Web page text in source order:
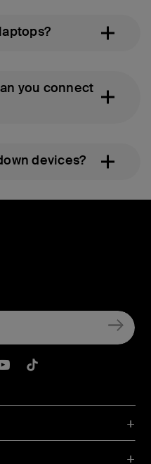
you connect
devices?
Instagram
LInkedIn
Belkin Youtube
Belkin